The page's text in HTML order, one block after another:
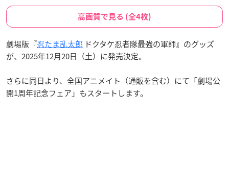
高画質で見る (全4枚)
劇場版『忍たま乱太郎 ドクタケ忍者隊最強の軍師』のグッズ
が、2025年12月20日（土）に発売決定。
さらに同日より、全国アニメイト（通販を含む）にて「劇場公
開1周年記念フェア」もスタートします。